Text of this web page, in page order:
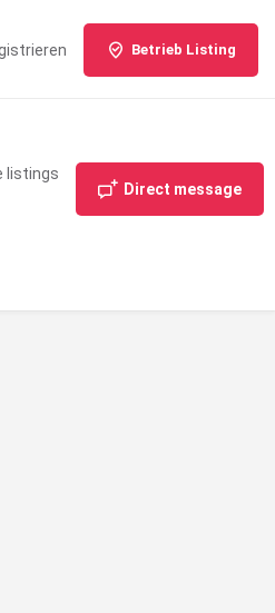
Betrieb Listing
listings
Direct message